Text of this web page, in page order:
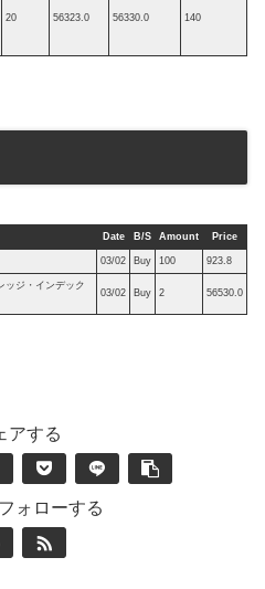
20 56323.0 56330.0 140
Date B/S Amount Price
03/02 Buy 100 923.8
ジ・インデック
03/02 Buy 2 56530.0
アする
ォローする